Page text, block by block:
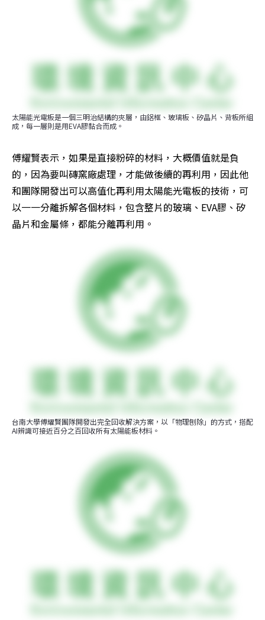
太陽能光電板是一個三明治結構的夾層，由鋁框、玻璃板、矽晶片、背板所組
成，每一層則是用EVA膠黏合而成。
傅耀賢表示，如果是直接粉碎的材料，大概價值就是負
的，因為要叫磚窯廠處理，才能做後續的再利用，因此他
和團隊開發出可以高值化再利用太陽能光電板的技術，可
以一一分離拆解各個材料，包含整片的玻璃、EVA膠、矽
晶片和金屬條，都能分離再利用。
台南大學傅耀賢團隊開發出完全回收解決方案，以「物理刨除」的方式，搭配
AI辨識可接近百分之百回收所有太陽能板材料。